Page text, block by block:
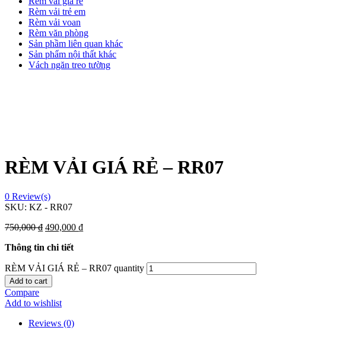
Rèm vải trẻ em
Rèm vải voan
Rèm văn phòng
Sản phầm liên quan khác
Sản phẩm nội thất khác
Vách ngăn treo tường
RÈM VẢI GIÁ RẺ – RR07
0 Review(s)
SKU: KZ - RR07
750,000₫ 490,000 ₫
Thông tin chi tiết
RÈM VẢI GIÁ RẺ – RR07 quantity
Add to cart
Compare
Add to wishlist
Reviews (0)